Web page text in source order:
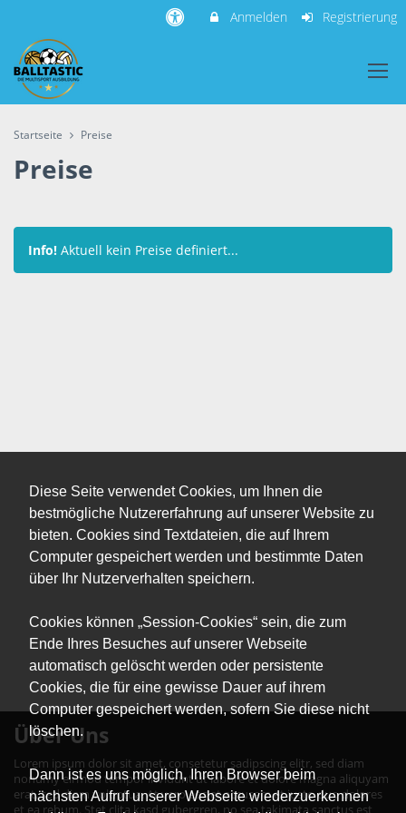
Diese Seite verwendet Cookies, um Ihnen die
bestmögliche Nutzererfahrung auf unserer Website zu
bieten. Cookies sind Textdateien, die auf Ihrem
Computer gespeichert werden und bestimmte Daten
über Ihr Nutzerverhalten speichern.
Cookies können „Session-Cookies“ sein, die zum
Ende Ihres Besuches auf unserer Webseite
automatisch gelöscht werden oder persistente
Cookies, die für eine gewisse Dauer auf ihrem
Computer gespeichert werden, sofern Sie diese nicht
löschen.
Dann ist es uns möglich, Ihren Browser beim
nächsten Aufruf unserer Webseite wiederzuerkennen
Anmelden Registrierung
Startseite Preise
Preise
Info! Aktuell kein Preise definiert...
Über Uns
Lorem ipsum dolor sit amet, consetetur sadipscing elitr, sed diam
nonumy eirmod tempor invidunt ut labore et dolore magna aliquyam
erat, sed diam voluptua. At vero eos et accusam et justo duo dolores
et ea rebum. Stet clita kasd gubergren, no sea takimata sanctus est